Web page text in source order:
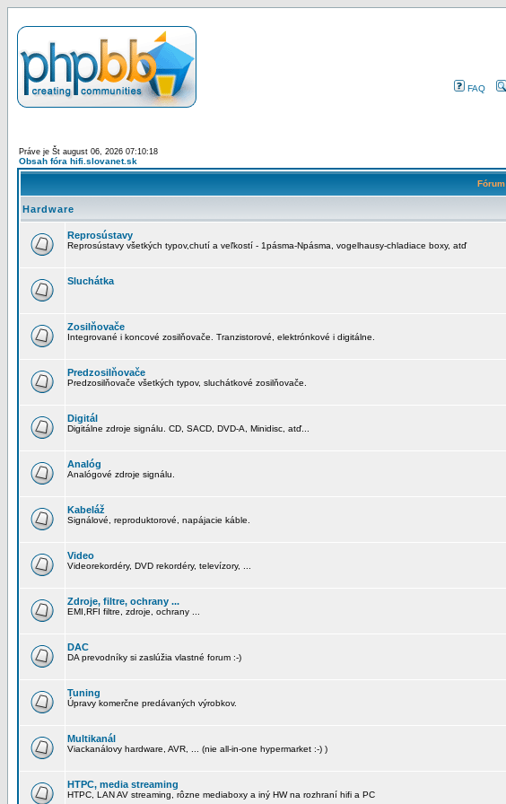
FAQ
Práve je Št august 06, 2026 07:10:18
Obsah fóra hifi.slovanet.sk
Fórum
Hardware
Reprosústavy
Reprosústavy všetkých typov,chutí a veľkostí - 1pásma-Npásma, vogelhausy-chladiace boxy, atď
Sluchátka
Zosilňovače
Integrované i koncové zosilňovače. Tranzistorové, elektrónkové i digitálne.
Predzosilňovače
Predzosilňovače všetkých typov, sluchátkové zosilňovače.
Digitál
Digitálne zdroje signálu. CD, SACD, DVD-A, Minidisc, atď...
Analóg
Analógové zdroje signálu.
Kabeláž
Signálové, reproduktorové, napájacie káble.
Video
Videorekordéry, DVD rekordéry, televízory, ...
Zdroje, filtre, ochrany ...
EMI,RFI filtre, zdroje, ochrany ...
DAC
DA prevodníky si zaslúžia vlastné forum :-)
Tuning
Úpravy komerčne predávaných výrobkov.
Multikanál
Viackanálovy hardware, AVR, ... (nie all-in-one hypermarket :-) )
HTPC, media streaming
HTPC, LAN AV streaming, rôzne mediaboxy a iný HW na rozhraní hifi a PC